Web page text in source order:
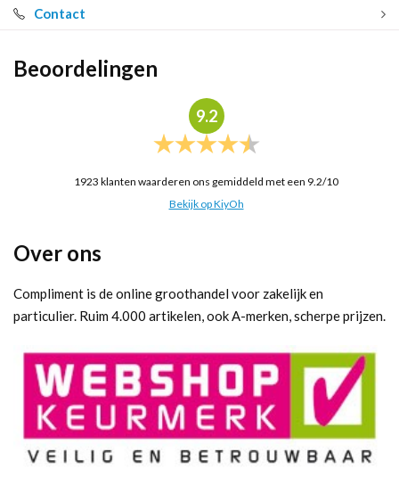
Contact
Beoordelingen
9.2
1923 klanten waarderen ons gemiddeld met een 9.2/10
Bekijk op KiyOh
Over ons
Compliment is de online groothandel voor zakelijk en
particulier. Ruim 4.000 artikelen, ook A-merken, scherpe prijzen.